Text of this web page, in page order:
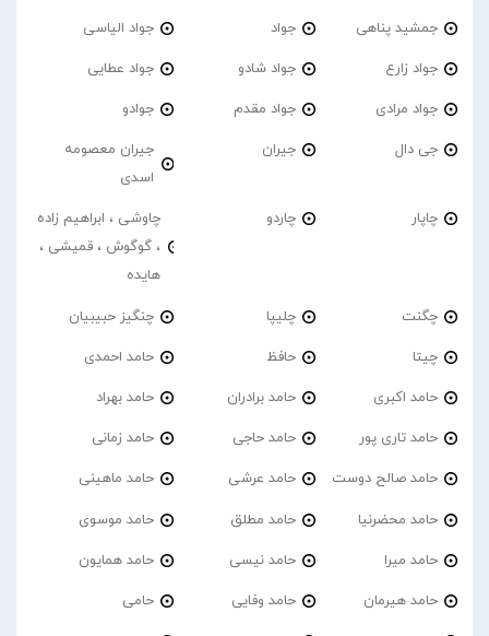
جمشید پناهی جواد جواد الیاسی
جواد زارع جواد شادو جواد عطایی
جواد مرادی جواد مقدم جوادو
جی دال جیران
جیران معصومه
اسدی
چاپار چاردو
چاوشی ، ابراهیم زاده
، گوگوش ، قمیشی ،
هایده
چگنت چلیپا چنگیز حبیبیان
چیتا حافظ حامد احمدی
حامد اکبری حامد برادران حامد بهراد
حامد تاری پور حامد حاجی حامد زمانی
حامد صالح دوست حامد عرشی حامد ماهینی
حامد محضرنیا حامد مطلق حامد موسوی
حامد میرا حامد نیسی حامد همایون
حامد هیرمان حامد وفایی حامی